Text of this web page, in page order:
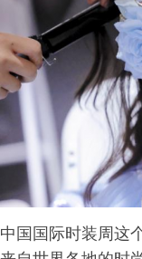
中国国际时装周这